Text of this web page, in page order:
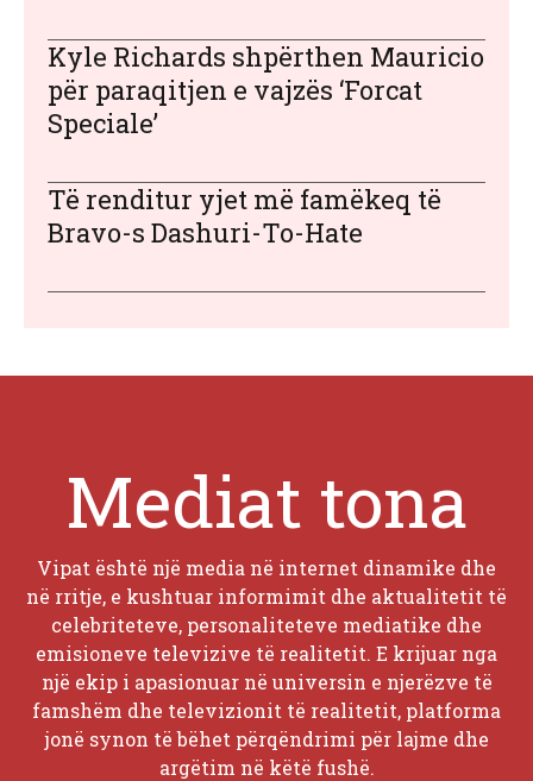
Kyle Richards shpërthen Mauricio
për paraqitjen e vajzës ‘Forcat
Speciale’
Të renditur yjet më famëkeq të
Bravo-s Dashuri-To-Hate
Mediat tona
Vipat është një media në internet dinamike dhe
në rritje, e kushtuar informimit dhe aktualitetit të
celebriteteve, personaliteteve mediatike dhe
emisioneve televizive të realitetit. E krijuar nga
një ekip i apasionuar në universin e njerëzve të
famshëm dhe televizionit të realitetit, platforma
jonë synon të bëhet përqëndrimi për lajme dhe
argëtim në këtë fushë.